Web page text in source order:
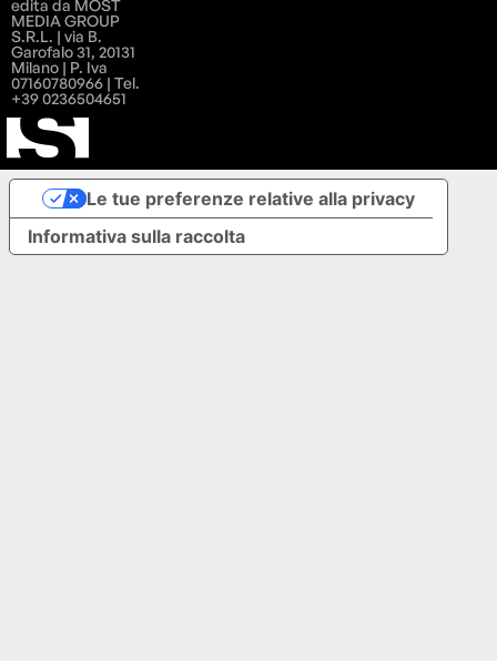
edita da MOST
MEDIA GROUP
S.R.L. | via B.
Garofalo 31, 20131
Milano | P. Iva
07160780966 | Tel.
+39 0236504651
Informativa sulla raccolta
Le tue preferenze relative alla privacy